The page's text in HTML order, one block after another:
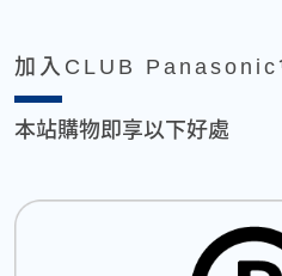
加入CLUB Panasonic
本站購物即享以下好處